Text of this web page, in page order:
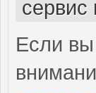
Если вы